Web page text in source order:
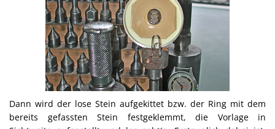
Dann wird der lose Stein aufgekittet bzw. der Ring mit dem
bereits gefassten Stein festgeklemmt, die Vorlage in